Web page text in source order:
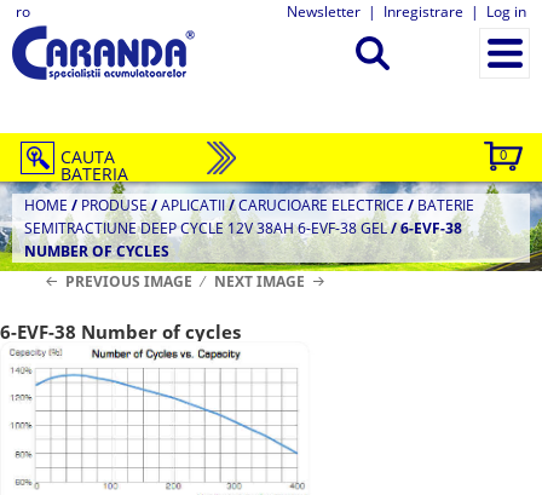
ro Newsletter | Inregistrare | Log in
0
CAUTA
BATERIA
HOME / PRODUSE/APLICATII/CARUCIOARE ELECTRICE / BATERIE
SEMITRACTIUNE DEEP CYCLE 12V 38AH 6-EVF-38 GEL/6-EVF-38
NUMBER OF CYCLES
PREVIOUS IMAGE
NEXT IMAGE
6-EVF-38 Number of cycles